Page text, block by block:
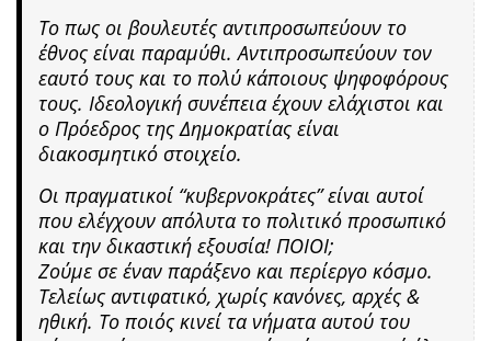
Το πως οι βουλευτές αντιπροσωπεύουν το
έθνος είναι παραμύθι. Αντιπροσωπεύουν τον
εαυτό τους και το πολύ κάποιους ψηφοφόρους
τους. Ιδεολογική συνέπεια έχουν ελάχιστοι και
ο Πρόεδρος της Δημοκρατίας είναι
διακοσμητικό στοιχείο.
Οι πραγματικοί “κυβερνοκράτες” είναι αυτοί
που ελέγχουν απόλυτα το πολιτικό προσωπικό
και την δικαστική εξουσία! ΠΟΙΟΙ;
Ζούμε σε έναν παράξενο και περίεργο κόσμο.
Τελείως αντιφατικό, χωρίς κανόνες, αρχές &
ηθική. Το ποιός κινεί τα νήματα αυτού του